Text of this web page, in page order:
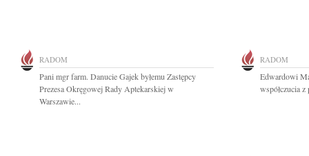
RADOM
Pani mgr farm. Danucie Gajek byłemu Zastępcy
Prezesa Okręgowej Rady Aptekarskiej w
Warszawie...
RADOM
Edwardowi
współczucia